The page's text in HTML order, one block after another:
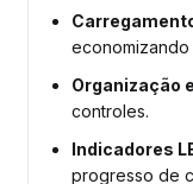
economizando
Organização
controles.
Indicadores
progresso de